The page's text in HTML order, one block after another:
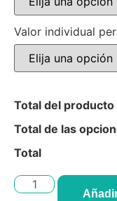
Valor individual
Total del producto
Total de las
Total